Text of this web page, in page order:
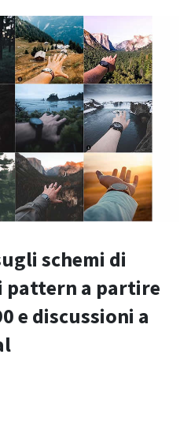
schemi di
pattern a partire
e discussioni a